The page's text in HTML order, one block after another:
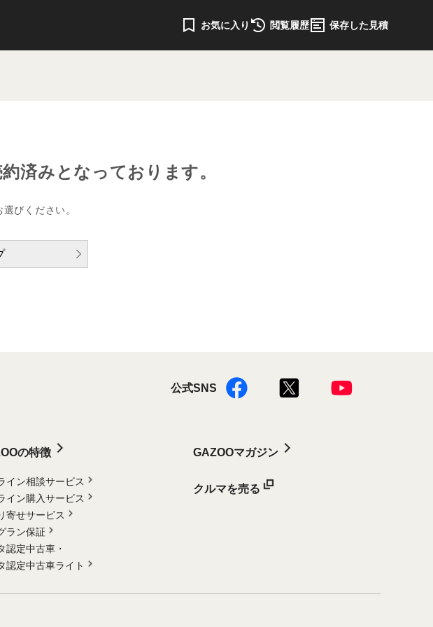
お気に入り 閲覧履歴 保存した見積
済みとなっております。
びください。
公式SNS
の特徴
イン相談サービス
イン購入サービス
寄せサービス
ラン保証
認定中古車・
認定中古車ライト
GAZOOマガジン
クルマを売る